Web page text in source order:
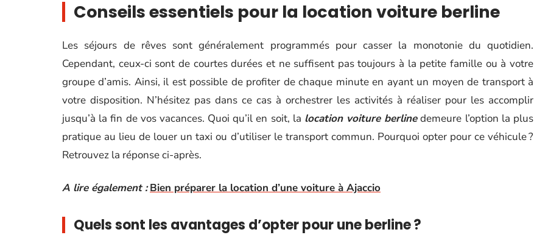
Conseils essentiels pour la location voiture berline
Les séjours de rêves sont généralement programmés pour casser la monotonie du quotidien.
Cependant, ceux-ci sont de courtes durées et ne suffisent pas toujours à la petite famille ou à votre
groupe d’amis. Ainsi, il est possible de profiter de chaque minute en ayant un moyen de transport à
votre disposition. N’hésitez pas dans ce cas à orchestrer les activités à réaliser pour les accomplir
jusqu’à la fin de vos vacances. Quoi qu’il en soit, la location voiture berlinedemeure l’option la plus
pratique au lieu de louer un taxi ou d’utiliser le transport commun. Pourquoi opter pour ce véhicule ?
Retrouvez la réponse ci-après.
A lire également : Bien préparer la location d’une voiture à Ajaccio
Quels sont les avantages d’opter pour une berline ?